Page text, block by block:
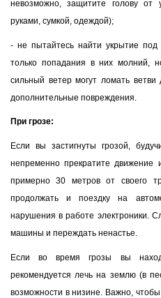
невозможно, защитите голову от
руками, сумкой, одеждой);
- не пытайтесь найти укрытие под
только попадания в них молний,
сильный ветер могут ломать
дополнительные повреждения.
При грозе:
Если вы застигнуты грозой,
непременно прекратите движение
примерно 30 метров от своего
продолжать и поездку на
нарушения в работе электроники.
машины и переждать ненастье.
Если во время грозы вы
рекомендуется лечь на землю (в
возможности в низине. Важно,